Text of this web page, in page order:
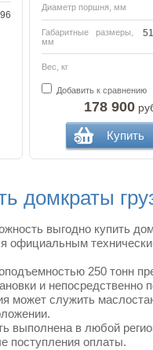
Диаметр поршня, мм
Габаритные размеры,
мм
Вес, кг
Добавить к сравнению
178 900
Купить
домкраты
выгодно купить
официальным
250 тонн
и непосредственно
может служить
выполнена в любой
поступления оплаты.